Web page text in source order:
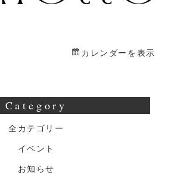
カレンダーを表示
Category
全カテゴリー
イベント
お知らせ